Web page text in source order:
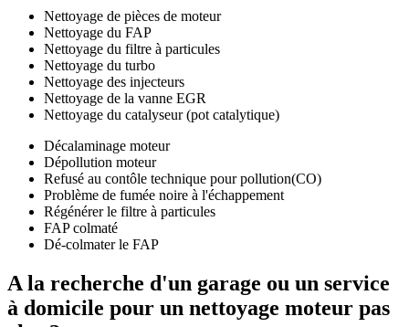
Nettoyage de pièces de moteur
Nettoyage du FAP
Nettoyage du filtre à particules
Nettoyage du turbo
Nettoyage des injecteurs
Nettoyage de la vanne EGR
Nettoyage du catalyseur (pot catalytique)
Décalaminage moteur
Dépollution moteur
Refusé au contôle technique pour pollution(CO)
Problème de fumée noire à l'échappement
Régénérer le filtre à particules
FAP colmaté
Dé-colmater le FAP
A la recherche d'un garage ou un service
à domicile pour un nettoyage moteur pas